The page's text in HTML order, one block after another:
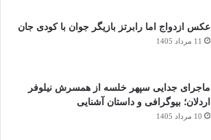
عکس ازدواج اما رابرتز بازیگر جوان با کودی جان
11 مرداد 1405
ماجرای جدایی سپهر خلسه از همسرش نیلوفر
اردلان؛ بیوگرافی و داستان آشنایی
10 مرداد 1405